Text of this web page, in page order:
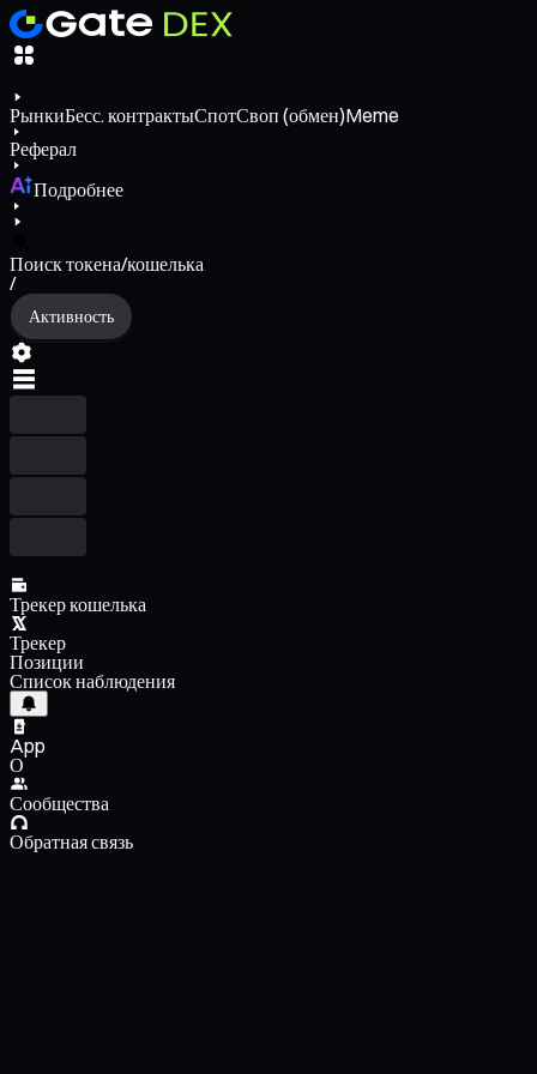
РынкиБесс. контрактыСпотСвоп (обмен)Meme
Реферал
Подробнее
Поиск токена/кошелька
/
Активность
Трекер кошелька
Трекер
Позиции
Список наблюдения
App
О
Сообщества
Обратная связь